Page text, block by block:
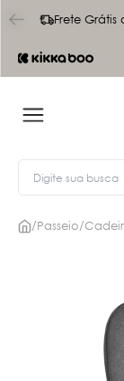
Frete Grátis
/Passeio/